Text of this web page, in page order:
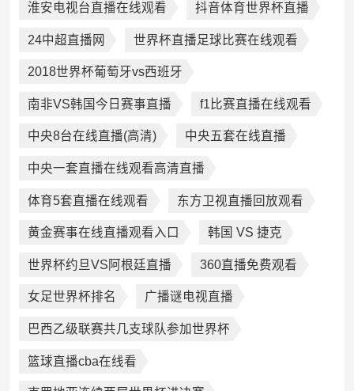
淮安电视台直播在线观看 抖音体育世界杯直播
24中超直播网 世界杯直播足球比赛在线观看
2018世界杯葡萄牙vs西班牙
南非VS韩国今日赛事直播 f1比赛直播在线观看
中央8台在线直播(高清) 中央五套在线直播
中央一套直播在线观看高清直播
体育5套直播在线观看 东方卫视直播回放观看
黄金赛事在线直播观看入口 韩国 VS 捷克
世界杯约旦VS阿根廷直播 360直播免费观看
女足世界杯排名 广播谜电视直播
巴西乙级联赛共几支球队参加世界杯
篮球直播cba在线看